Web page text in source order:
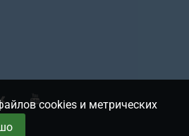
cookies и метрических